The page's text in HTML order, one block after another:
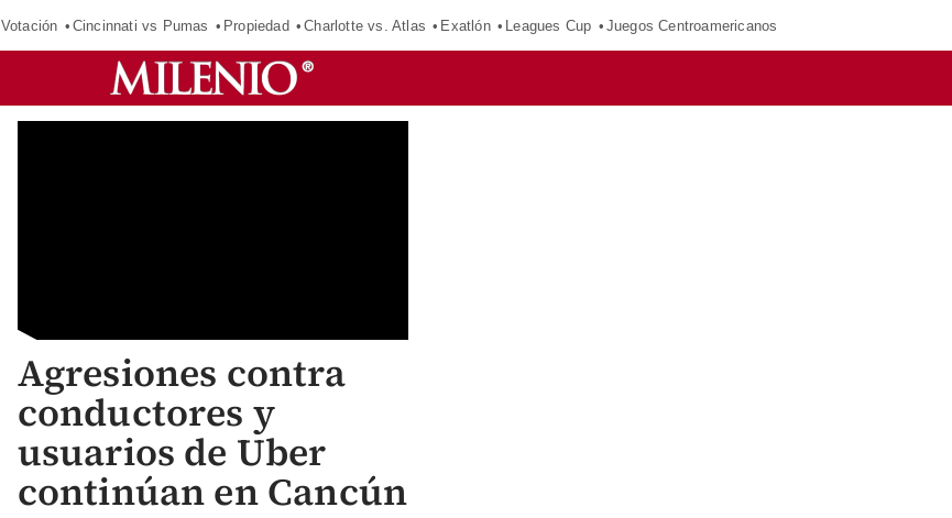
Votación Cincinnati vs Pumas Propiedad Charlotte vs. Atlas Exatlón Leagues Cup Juegos Centroamericanos
Agresiones contra
conductores y
usuarios de Uber
continúan en Cancún